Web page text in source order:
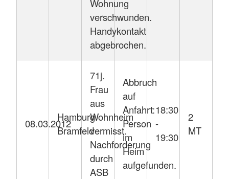
Wohnung
verschwunden.
Handykontakt
abgebrochen.
08.03.2012Hamburg
Bramfeld
71j.
Frau
aus
Wohnheim
vermisst.
Nachforderung
durch
ASB
Abbruch
auf
Anfahrt:
Person
im
Heim
aufgefunden.
18:30
-
19:30
2
MT